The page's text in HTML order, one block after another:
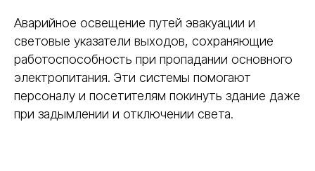
Аварийное освещение путей эвакуации и
световые указатели выходов, сохраняющие
работоспособность при пропадании основного
электропитания. Эти системы помогают
персоналу и посетителям покинуть здание даже
при задымлении и отключении света.